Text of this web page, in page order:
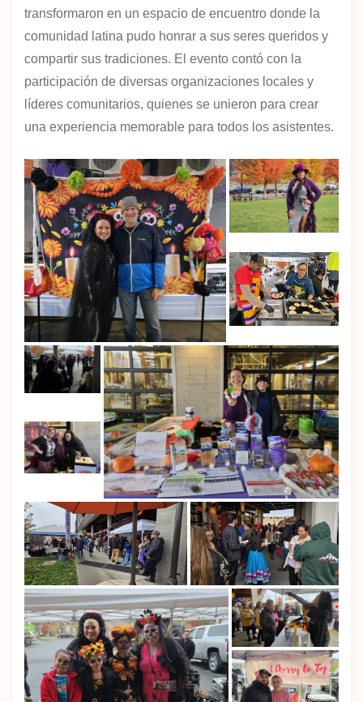
transformaron en un espacio de encuentro donde la
comunidad latina pudo honrar a sus seres queridos y
compartir sus tradiciones. El evento contó con la
participación de diversas organizaciones locales y
líderes comunitarios, quienes se unieron para crear
una experiencia memorable para todos los asistentes.